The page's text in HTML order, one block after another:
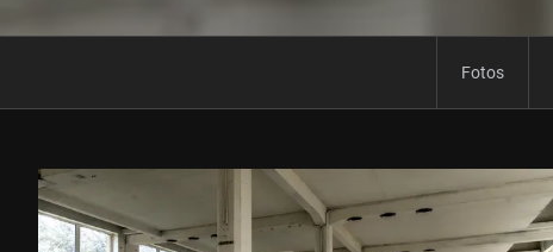
Fotos